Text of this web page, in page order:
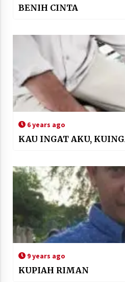
BENIH CINTA
6 years ago
KAU INGAT AKU,
9 years ago
KUPIAH RIMAN